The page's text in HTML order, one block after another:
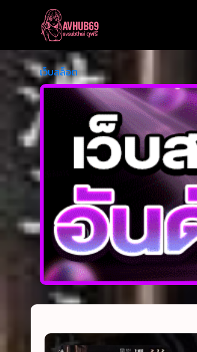
เว็บสล็อต